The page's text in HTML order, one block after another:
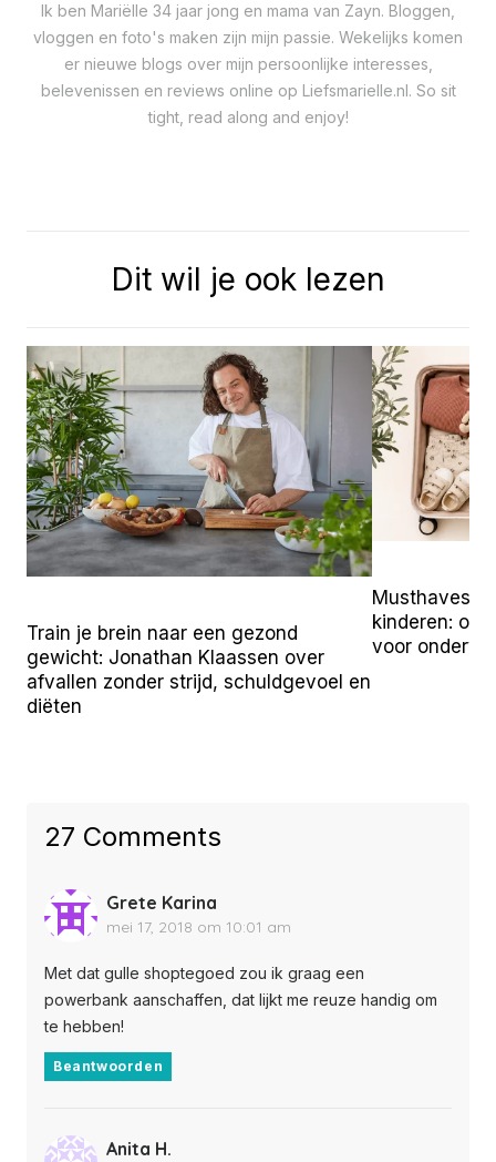
Ik ben Mariëlle 34 jaar jong en mama van Zayn. Bloggen,
vloggen en foto's maken zijn mijn passie. Wekelijks komen
er nieuwe blogs over mijn persoonlijke interesses,
belevenissen en reviews online op Liefsmarielle.nl. So sit
tight, read along and enjoy!
Dit wil je ook lezen
Train je brein naar een gezond
gewicht: Jonathan Klaassen over
afvallen zonder strijd, schuldgevoel en
diëten
Musthaves
kinderen:
voor
27 Comments
Grete Karina
mei 17, 2018 om 10:01 am
Met dat gulle shoptegoed zou ik graag een
powerbank aanschaffen, dat lijkt me reuze handig om
te hebben!
Beantwoorden
Anita H.